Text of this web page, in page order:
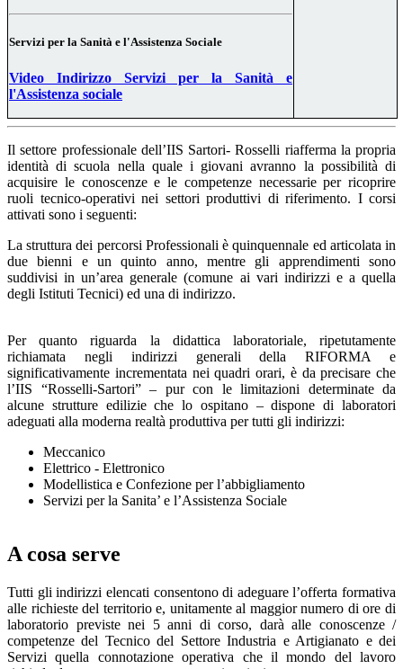
Servizi per la Sanità e l'Assistenza Sociale
Video Indirizzo Servizi per la Sanità e
l'Assistenza sociale
Il settore professionale dell’IIS Sartori- Rosselli riafferma la propria
identità di scuola nella quale i giovani avranno la possibilità di
acquisire le conoscenze e le competenze necessarie per ricoprire
ruoli tecnico-operativi nei settori produttivi di riferimento. I corsi
attivati sono i seguenti:
La struttura dei percorsi Professionali è quinquennale ed articolata in
due bienni e un quinto anno, mentre gli apprendimenti sono
suddivisi in un’area generale (comune ai vari indirizzi e a quella
degli Istituti Tecnici) ed una di indirizzo.
Per quanto riguarda la didattica laboratoriale, ripetutamente
richiamata negli indirizzi generali della RIFORMA e
significativamente incrementata nei quadri orari, è da precisare che
l’IIS “Rosselli-Sartori” – pur con le limitazioni determinate da
alcune strutture edilizie che lo ospitano – dispone di laboratori
adeguati alla moderna realtà produttiva per tutti gli indirizzi:
Meccanico
Elettrico - Elettronico
Modellistica e Confezione per l’abbigliamento
Servizi per la Sanita’ e l’Assistenza Sociale
A cosa serve
Tutti gli indirizzi elencati consentono di adeguare l’offerta formativa
alle richieste del territorio e, unitamente al maggior numero di ore di
laboratorio previste nei 5 anni di corso, darà alle conoscenze /
competenze del Tecnico del Settore Industria e Artigianato e dei
Servizi quella connotazione operativa che il mondo del lavoro